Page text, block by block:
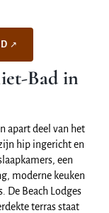
Bad in
apart deel van het
hip ingericht en
een
moderne keuken
De Beach Lodges
terras staat